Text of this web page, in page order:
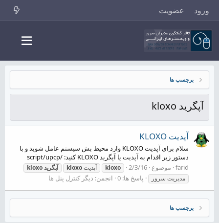
ورود عضویت
برچسپ ها
آپگرید kloxo
آپدیت KLOXO
سلام برای آپدیت KLOXO وارد محیط بش سیستم عامل شوید و با
دستور زیر اقدام به آپدیت یا آپگرید KLOXO کنید: /script/upcp
farid موضوع 2/3/16
kloxo آپدیتkloxo آپگریدkloxo
مدیریت سرور
پاسخ ها: 0 انجمن: دیگر کنترل پنل ها
برچسپ ها